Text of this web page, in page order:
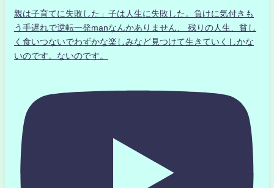
親は子育てに失敗した」子は人生に失敗した。負けに気付きも
う手遅れで逆転一発manなんかありません、 残りの人生、貧し
く食いつないでわずかな楽しみなど見つけて生きていくしかな
いのです。ないのです。